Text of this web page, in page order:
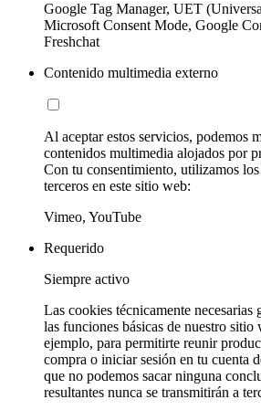
Google Tag Manager, UET
Microsoft Consent Mode, Google
Freshchat
Contenido multimedia externo
Al aceptar estos servicios, podemos
contenidos multimedia alojados por
Con tu consentimiento, utilizamos
terceros en este sitio web:
Vimeo, YouTube
Requerido
Siempre activo
Las cookies técnicamente necesarias
las funciones básicas de nuestro
ejemplo, para permitirte reunir
compra o iniciar sesión en tu cuenta
que no podemos sacar ninguna
resultantes nunca se transmitirán a